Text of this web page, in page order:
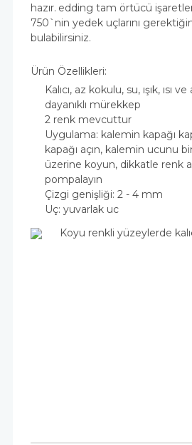
hazır. edding tam örtücü
750`nin yedek uçlarını
bulabilirsiniz.
Ürün Özellikleri:
Kalıcı, az kokulu, su, ışık, ısı
dayanıklı mürekkep
2 renk mevcuttur
Uygulama: kalemin kapağı
kapağı açın, kalemin ucunu
üzerine koyun, dikkatle renk
pompalayın
Çizgi genişliği: 2 - 4 mm
Uç: yuvarlak uc